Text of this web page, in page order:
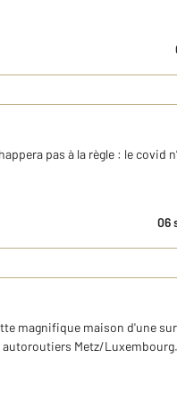
pas à la règle : le covid
06
magnifique maison d'une
autoroutiers Metz/Luxembourg.